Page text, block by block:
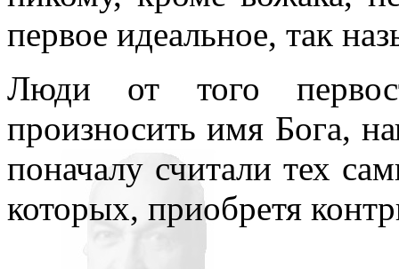
первое идеальное, так
Люди от того
произносить имя Бога,
поначалу считали тех
которых, приобретя